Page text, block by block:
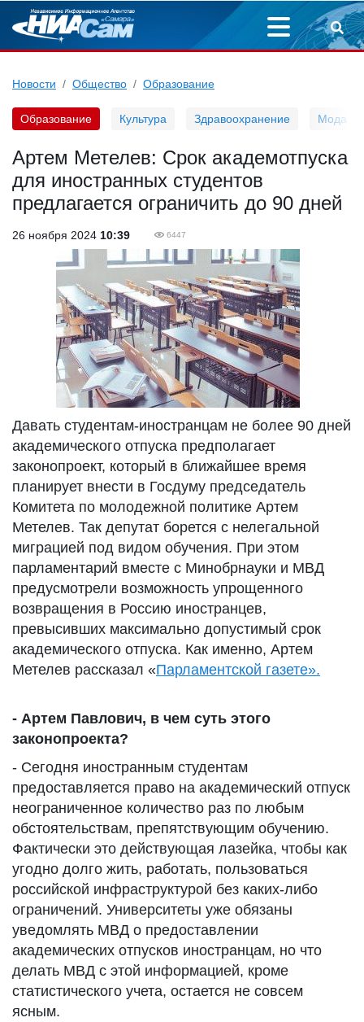
Новости Общество Образование
Образование Культура Здравоохранение Мода
Артем Метелев: Срок академотпуска
для иностранных студентов
предлагается ограничить до 90 дней
26 ноября 2024 10:39 6447
Давать студентам-иностранцам не более 90 дней
академического отпуска предполагает
законопроект, который в ближайшее время
планирует внести в Госдуму председатель
Комитета по молодежной политике Артем
Метелев. Так депутат борется с нелегальной
миграцией под видом обучения. При этом
парламентарий вместе с Минобрнауки и МВД
предусмотрели возможность упрощенного
возвращения в Россию иностранцев,
превысивших максимально допустимый срок
академического отпуска. Как именно, Артем
Метелев рассказал «Парламентской газете».
- Артем Павлович, в чем суть этого
законопроекта?
- Сегодня иностранным студентам
предоставляется право на академический отпуск
неограниченное количество раз по любым
обстоятельствам, препятствующим обучению.
Фактически это действующая лазейка, чтобы как
угодно долго жить, работать, пользоваться
российской инфраструктурой без каких-либо
ограничений. Университеты уже обязаны
уведомлять МВД о предоставлении
академических отпусков иностранцам, но что
делать МВД с этой информацией, кроме
статистического учета, остается не совсем
ясным.